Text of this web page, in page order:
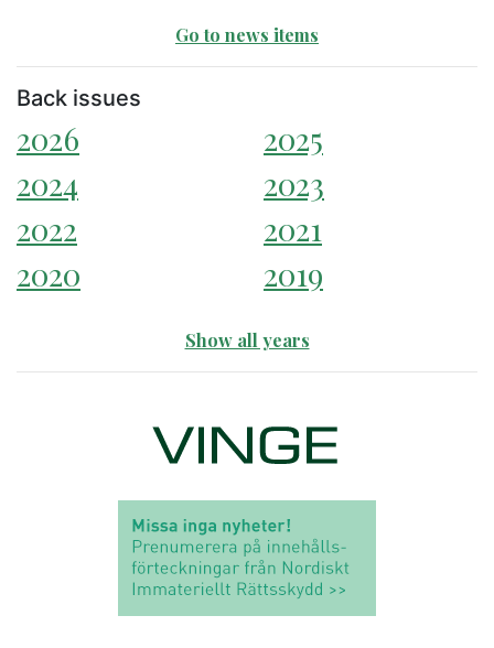
Go to news items
Back issues
2026
2025
2024
2023
2022
2021
2020
2019
Show all years